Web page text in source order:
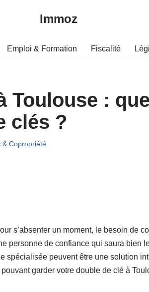
Immoz
Emploi & Formation Fiscalité
Toulouse :
clés ?
& Copropriété
s’absenter un moment, le besoin de
personne de confiance qui saura bien
spécialisée peuvent être une solution
garder votre double de clé à